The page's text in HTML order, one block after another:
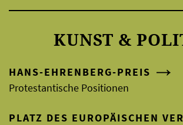
KUNST &
HANS-EHRENBERG-PREIS
Protestantische Positionen
PLATZ DES EUROPÄISCHEN